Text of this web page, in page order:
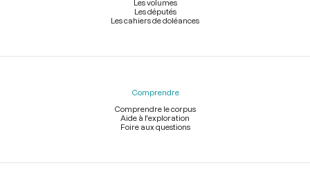
Les volumes
Les députés
Les cahiers de doléances
Comprendre
Comprendre le corpus
Aide à l'exploration
Foire aux questions